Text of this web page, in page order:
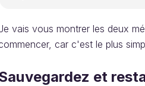
vais vous montrer les deux
car c'est le plus
et